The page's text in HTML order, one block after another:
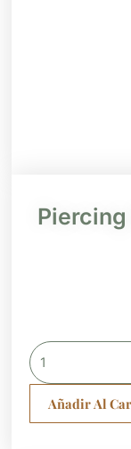
Piercing
Ombligo
Añadir Al